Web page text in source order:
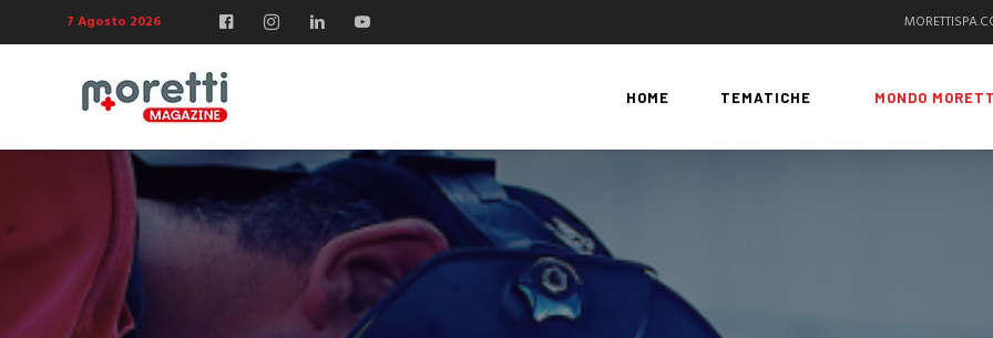
7 Agosto 2026
HOME TEMATICHE MONDO